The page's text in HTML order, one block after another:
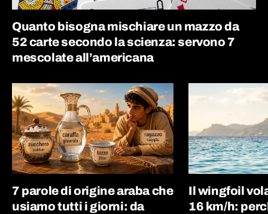
Quanto bisogna mischiare un mazzo da
52 carte secondo la scienza: servono 7
mescolate all’americana
7 parole di origine araba che
usiamo tutti i giorni: da
Il wingfoil
16 km/h: